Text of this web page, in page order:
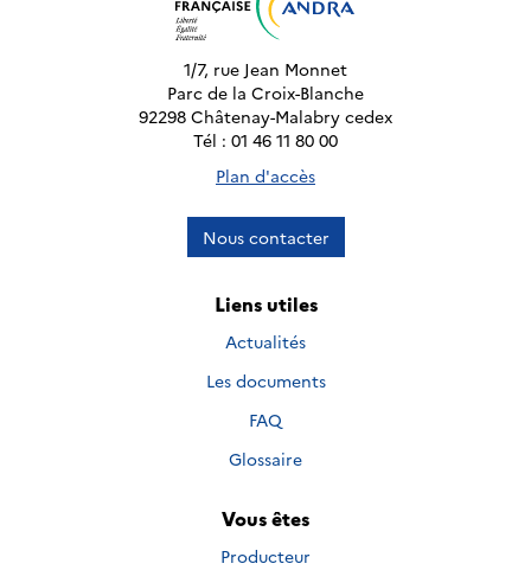
1/7, rue Jean Monnet
Parc de la Croix-Blanche
92298 Châtenay-Malabry cedex
Tél : 01 46 11 80 00
Plan d'accès
Nous contacter
Liens utiles
Actualités
Les documents
FAQ
Glossaire
Vous êtes
Producteur